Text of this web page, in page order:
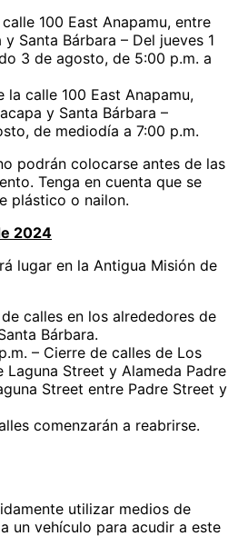
100 East Anapamu, entre
Santa Bárbara – Del jueves 1
3 de agosto, de 5:00 p.m. a
la calle 100 East Anapamu,
y Santa Bárbara –
de mediodía a 7:00 p.m.
podrán colocarse antes de las
Tenga en cuenta que se
plástico o nailon.
2024
lugar en la Antigua Misión de
calles en los alrededores de
Bárbara.
– Cierre de calles de Los
Laguna Street y Alameda Padre
Street entre Padre Street y
comenzarán a reabrirse.
utilizar medios de
un vehículo para acudir a este